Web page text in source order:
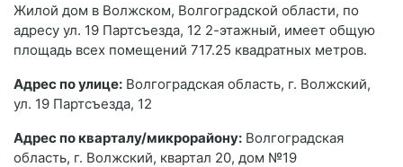
Жилой дом в Волжском, Волгоградской области, по
адресу ул. 19 Партсъезда, 12 2-этажный, имеет общую
площадь всех помещений 717.25 квадратных метров.
Адрес по улице: Волгоградская область, г. Волжский,
ул. 19 Партсъезда, 12
Адрес по кварталу/микрорайону: Волгоградская
область, г. Волжский, квартал 20, дом №19